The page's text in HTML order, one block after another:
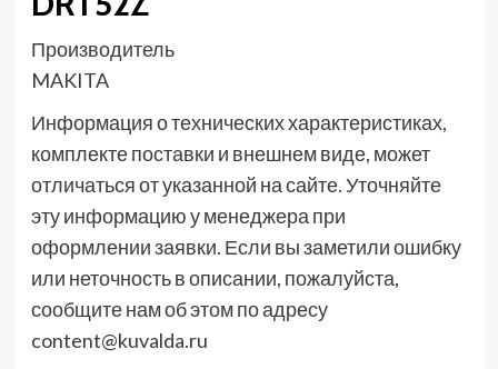
Производитель
MAKITA
Информация о технических характеристиках,
комплекте поставки и внешнем виде, может
отличаться от указанной на сайте. Уточняйте
эту информацию у менеджера при
оформлении заявки. Если вы заметили ошибку
или неточность в описании, пожалуйста,
сообщите нам об этом по адресу
content@kuvalda.ru